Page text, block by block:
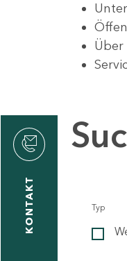
Über
KONTAKT Typ